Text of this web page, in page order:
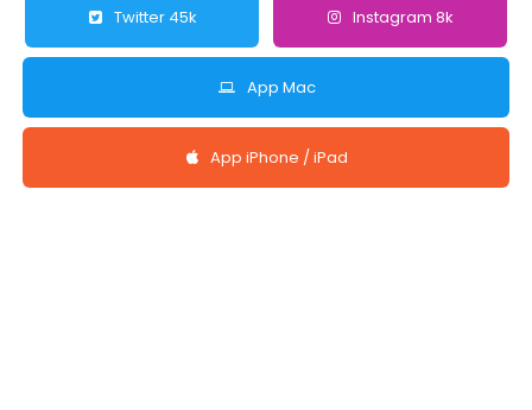
Twitter 45k Instagram 8k
App Mac
App iPhone / iPad